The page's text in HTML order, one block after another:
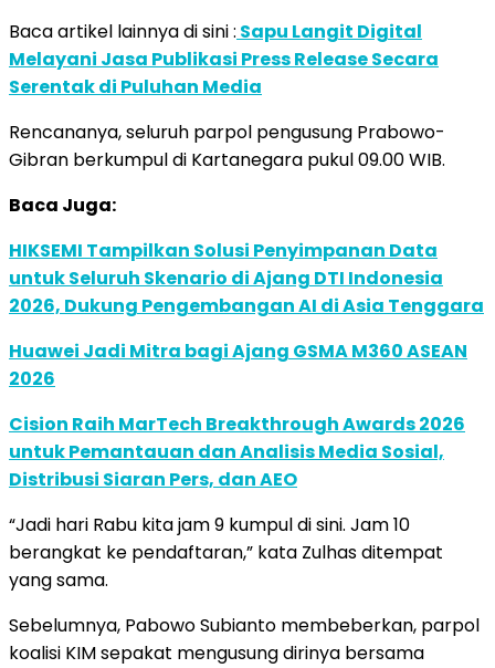
Baca artikel lainnya di sini : Sapu Langit Digital
Melayani Jasa Publikasi Press Release Secara
Serentak di Puluhan Media
Rencananya, seluruh parpol pengusung Prabowo-
Gibran berkumpul di Kartanegara pukul 09.00 WIB.
Baca Juga:
HIKSEMI Tampilkan Solusi Penyimpanan Data
untuk Seluruh Skenario di Ajang DTI Indonesia
2026, Dukung Pengembangan AI di Asia Tenggara
Huawei Jadi Mitra bagi Ajang GSMA M360 ASEAN
2026
Cision Raih MarTech Breakthrough Awards 2026
untuk Pemantauan dan Analisis Media Sosial,
Distribusi Siaran Pers, dan AEO
“Jadi hari Rabu kita jam 9 kumpul di sini. Jam 10
berangkat ke pendaftaran,” kata Zulhas ditempat
yang sama.
Sebelumnya, Pabowo Subianto membeberkan, parpol
koalisi KIM sepakat mengusung dirinya bersama